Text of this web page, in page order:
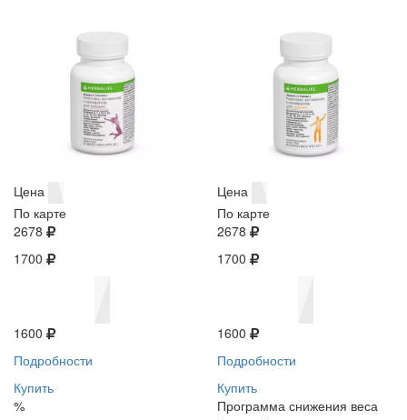
Цена
По карте
2678
1700
1600
Подробности
Купить
%
Цена
По карте
2678
1700
1600
Подробности
Купить
Программа снижения веса